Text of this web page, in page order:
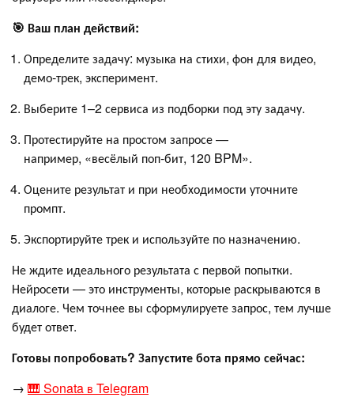
🎯 Ваш план действий:
Определите задачу: музыка на стихи, фон для видео,
демо-трек, эксперимент.
Выберите 1–2 сервиса из подборки под эту задачу.
Протестируйте на простом запросе —
например, «весёлый поп-бит, 120 BPM».
Оцените результат и при необходимости уточните
промпт.
Экспортируйте трек и используйте по назначению.
Не ждите идеального результата с первой попытки.
Нейросети — это инструменты, которые раскрываются в
диалоге. Чем точнее вы сформулируете запрос, тем лучше
будет ответ.
Готовы попробовать? Запустите бота прямо сейчас:
→ 🎹 Sonata в Telegram